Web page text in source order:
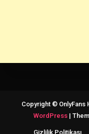
Copyright © OnlyFans
WordPress |
Gizlilik Politikası